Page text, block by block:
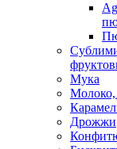
Мука
Молоко,
Дрожжи